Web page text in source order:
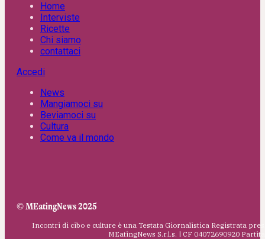
Home
Interviste
Ricette
Chi siamo
contattaci
Accedi
News
Mangiamoci su
Beviamoci su
Cultura
Come va il mondo
© MEatingNews 2025
Incontri di cibo e culture è una Testata Giornalistica Registrata
MEatingNews S.r.l.s. | CF 04072690920